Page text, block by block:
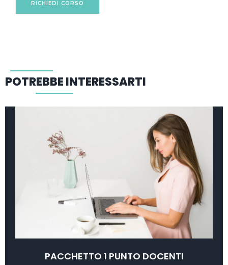
RICHIEDI CORSO
POTREBBE INTERESSARTI
PACCHETTO 1 PUNTO DOCENTI